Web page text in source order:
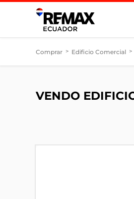
Comprar > Edificio Comercial >
VENDO